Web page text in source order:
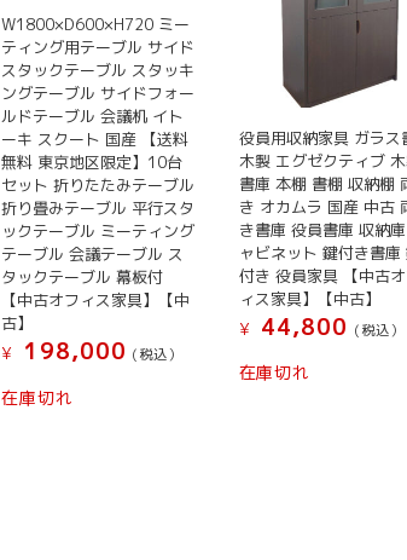
W1800×D600×H720 ミー
ティング用テーブル サイド
スタックテーブル スタッキ
ングテーブル サイドフォー
ルドテーブル 会議机 イト
ーキ スクート 国産 【送料
無料 東京地区限定】10台
セット 折りたたみテーブル
折り畳みテーブル 平行スタ
ックテーブル ミーティング
テーブル 会議テーブル ス
タックテーブル 幕板付
【中古オフィス家具】【中
古】
¥
198,000 (税込）
在庫切れ
役員用収納家具 ガラス
木製 エグゼクティブ
書庫 本棚 書棚 収納棚
き オカムラ 国産 中古
き書庫 役員書庫 収納
ャビネット 鍵付き書庫
付き 役員家具 【中古
ィス家具】【中古】
¥
44,800 (税込）
在庫切れ